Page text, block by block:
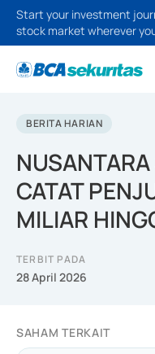
Start your investment
stock market wherever
BERITA HARIAN
CATAT
MILIAR
TERBIT PADA
28 April 2026
SAHAM TERKAIT